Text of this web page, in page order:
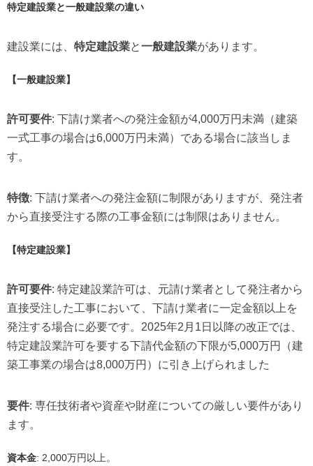
特定建設業と一般建設業の違い
建設業には、 特定建設業と一般建設業があります。
【一般建設業】
許可要件: 下請け業者への発注金額が4,000万円未満（建築
一式工事の場合は6,000万円未満）である場合に該当しま
す。
特徴: 下請け業者への発注金額に制限がありますが、発注者
から直接受注する際の工事金額には制限はありません。
【特定建設業】
許可要件: 特定建設業許可は、元請け業者として発注者から
直接受注した工事において、下請け業者に一定金額以上を
発注する場合に必要です。2025年2月1日以降の改正では、
特定建設業許可を要する下請代金額の下限が5,000万円（建
築工事業の場合は8,000万円）に引き上げられました
要件: 専任技術者や資産や財産についての厳しい要件があり
ます。
資本金: 2,000万円以上。